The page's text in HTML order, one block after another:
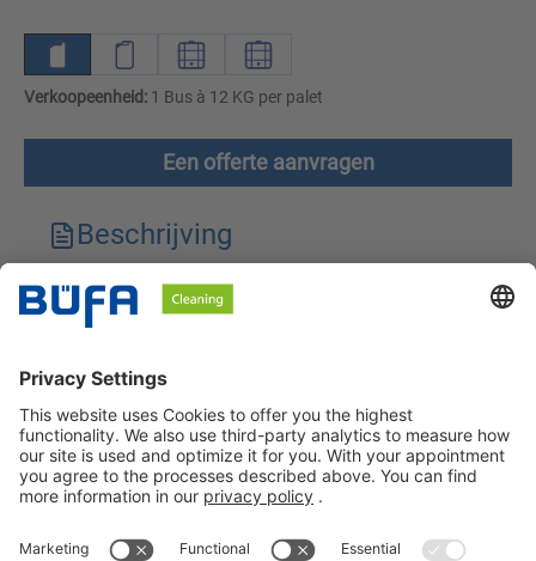
Verkoopeenheid: 1 Bus à 12 KG per palet
Een offerte aanvragen
Beschrijving
Technische kenmerken
Veiligheidsinstructies